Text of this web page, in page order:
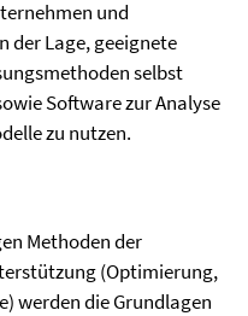
und
der Lage, geeignete
selbst
Software zur Analyse
zu nutzen.
Methoden der
(Optimierung,
werden die Grundlagen